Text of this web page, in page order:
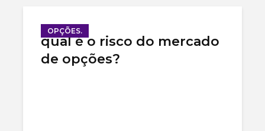
OPÇÕES.
qual é o risco do mercado
de opções?